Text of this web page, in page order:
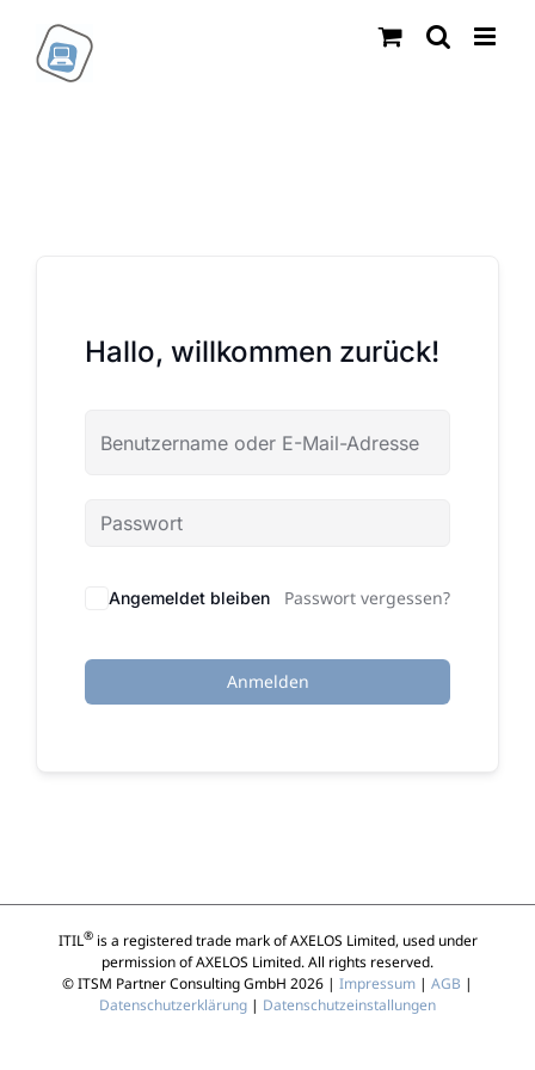
Inhalt
springen
Hallo, willkommen zurück!
Angemeldet bleiben Passwort vergessen?
Anmelden
ITIL®is a registered trade mark of AXELOS Limited, used under
permission of AXELOS Limited. All rights reserved.
© ITSM Partner Consulting GmbH 2026 | Impressum | AGB |
Datenschutzerklärung | Datenschutzeinstallungen